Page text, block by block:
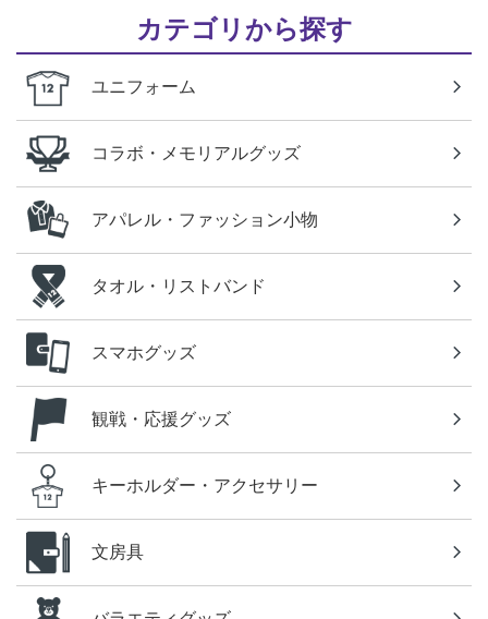
カテゴリから探す
ユニフォーム
コラボ・メモリアルグッズ
アパレル・ファッション小物
タオル・リストバンド
スマホグッズ
観戦・応援グッズ
キーホルダー・アクセサリー
文房具